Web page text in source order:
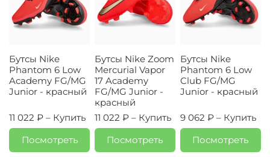
Бутсы Nike
Phantom 6 Low
Academy FG/MG
Junior - красный
11 022 ₽ – Купить
Посмотреть
Бутсы Nike Zoom
Mercurial Vapor
17 Academy
FG/MG Junior -
красный
11 022 ₽ – Купить
Посмотреть
Бутсы Nike
Phantom 6 Low
Club FG/MG
Junior - красный
9 062 ₽ – Купить
Посмотреть